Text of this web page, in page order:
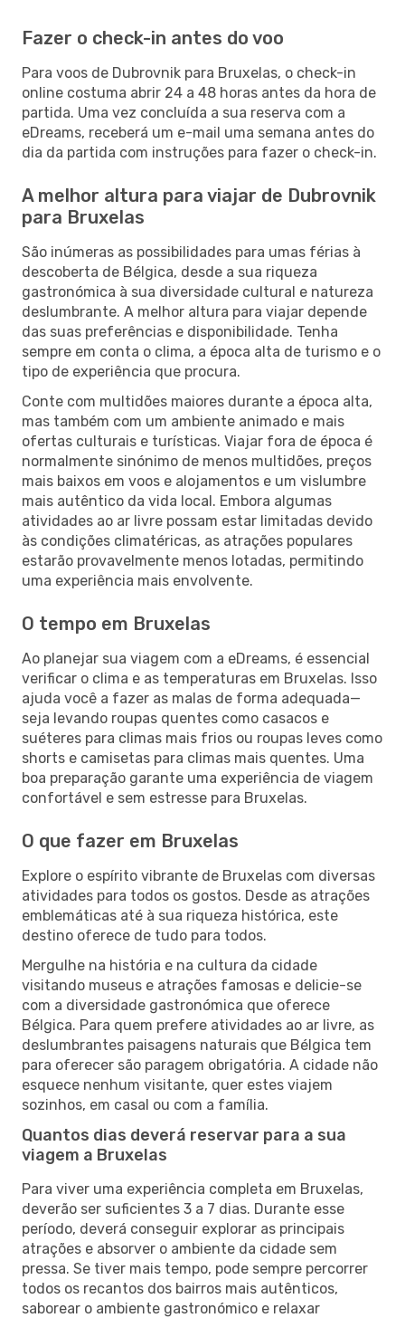
Fazer o check-in antes do voo
Para voos de Dubrovnik para Bruxelas, o check-in
online costuma abrir 24 a 48 horas antes da hora de
partida. Uma vez concluída a sua reserva com a
eDreams, receberá um e-mail uma semana antes do
dia da partida com instruções para fazer o check-in.
A melhor altura para viajar de Dubrovnik
para Bruxelas
São inúmeras as possibilidades para umas férias à
descoberta de Bélgica, desde a sua riqueza
gastronómica à sua diversidade cultural e natureza
deslumbrante. A melhor altura para viajar depende
das suas preferências e disponibilidade. Tenha
sempre em conta o clima, a época alta de turismo e o
tipo de experiência que procura.
Conte com multidões maiores durante a época alta,
mas também com um ambiente animado e mais
ofertas culturais e turísticas. Viajar fora de época é
normalmente sinónimo de menos multidões, preços
mais baixos em voos e alojamentos e um vislumbre
mais autêntico da vida local. Embora algumas
atividades ao ar livre possam estar limitadas devido
às condições climatéricas, as atrações populares
estarão provavelmente menos lotadas, permitindo
uma experiência mais envolvente.
O tempo em Bruxelas
Ao planejar sua viagem com a eDreams, é essencial
verificar o clima e as temperaturas em Bruxelas. Isso
ajuda você a fazer as malas de forma adequada—
seja levando roupas quentes como casacos e
suéteres para climas mais frios ou roupas leves como
shorts e camisetas para climas mais quentes. Uma
boa preparação garante uma experiência de viagem
confortável e sem estresse para Bruxelas.
O que fazer em Bruxelas
Explore o espírito vibrante de Bruxelas com diversas
atividades para todos os gostos. Desde as atrações
emblemáticas até à sua riqueza histórica, este
destino oferece de tudo para todos.
Mergulhe na história e na cultura da cidade
visitando museus e atrações famosas e delicie-se
com a diversidade gastronómica que oferece
Bélgica. Para quem prefere atividades ao ar livre, as
deslumbrantes paisagens naturais que Bélgica tem
para oferecer são paragem obrigatória. A cidade não
esquece nenhum visitante, quer estes viajem
sozinhos, em casal ou com a família.
Quantos dias deverá reservar para a sua
viagem a Bruxelas
Para viver uma experiência completa em Bruxelas,
deverão ser suficientes 3 a 7 dias. Durante esse
período, deverá conseguir explorar as principais
atrações e absorver o ambiente da cidade sem
pressa. Se tiver mais tempo, pode sempre percorrer
todos os recantos dos bairros mais autênticos,
saborear o ambiente gastronómico e relaxar